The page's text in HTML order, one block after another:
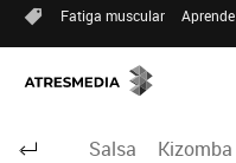
Fatiga muscular
Salsa Kizomba